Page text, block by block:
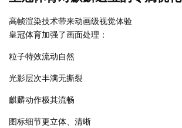
高帧渲染技术带来动画级视觉体验
皇冠体育加强了画面处理：
粒子特效流动自然
光影层次丰满无撕裂
麒麟动作极其流畅
图标细节更立体、清晰